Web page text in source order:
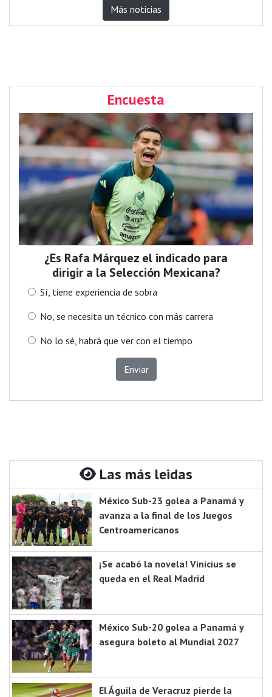
Más noticias
Encuesta
¿Es Rafa Márquez el indicado para
dirigir a la Selección Mexicana?
Sí, tiene experiencia de sobra
No, se necesita un técnico con más carrera
No lo sé, habrá que ver con el tiempo
Enviar
Las más leidas
México Sub-23 golea a Panamá y
avanza a la final de los Juegos
Centroamericanos
¡Se acabó la novela! Vinicius se
queda en el Real Madrid
México Sub-20 golea a Panamá y
asegura boleto al Mundial 2027
El Águila de Veracruz pierde la